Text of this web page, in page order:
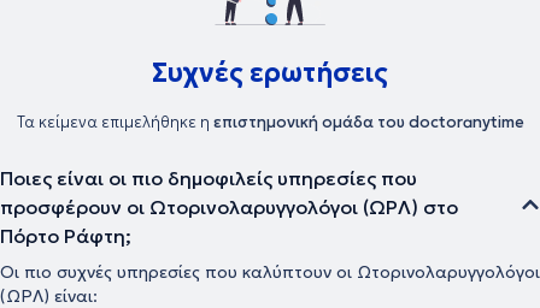
Συχνές ερωτήσεις
Τα κείμενα επιμελήθηκε η επιστημονική ομάδα του doctoranytime
Ποιες είναι οι πιο δημοφιλείς υπηρεσίες που
προσφέρουν οι Ωτορινολαρυγγολόγοι (ΩΡΛ) στο
Πόρτο Ράφτη;
Οι πιο συχνές υπηρεσίες που καλύπτουν οι Ωτορινολαρυγγολόγοι
(ΩΡΛ) είναι: